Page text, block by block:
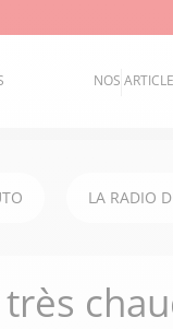
NOS
LA RADIO